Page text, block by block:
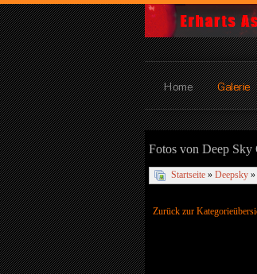
Home Galerie
Fotos von Deep Sky
Startseite » Deepsky »
Zurück zur